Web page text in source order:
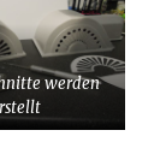
werden